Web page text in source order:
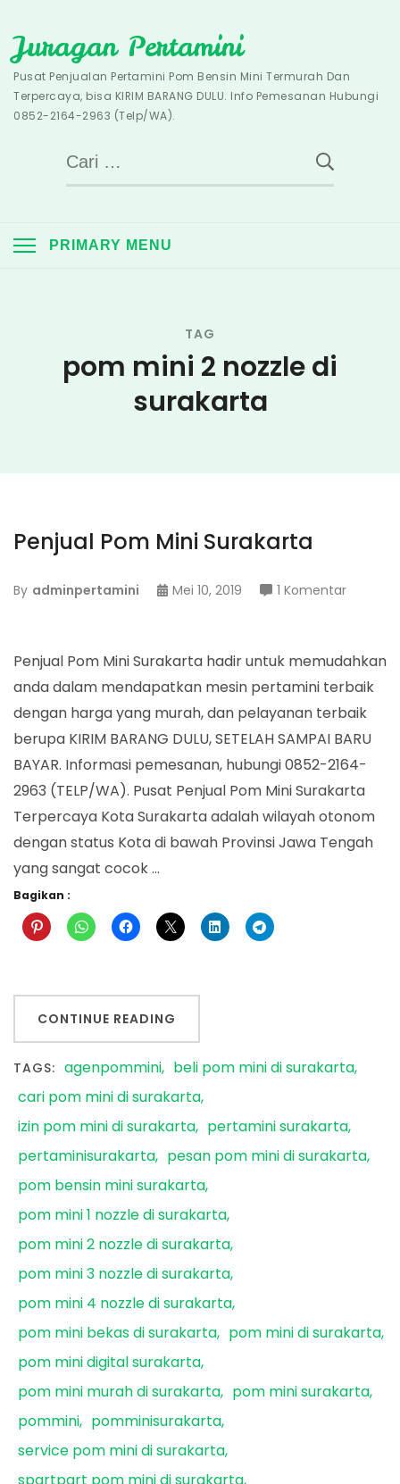
to
content
Juragan Pertamini
Pusat Penjualan Pertamini Pom Bensin Mini Termurah Dan
Terpercaya, bisa KIRIM BARANG DULU. Info Pemesanan Hubungi
0852-2164-2963 (Telp/WA).
Cari
untuk:
PRIMARY MENU
TAG
pom mini 2 nozzle di
surakarta
Penjual Pom Mini Surakarta
By adminpertamini Mei 10, 2019 1 Komentarpada
Mini
Penjual Pom Mini Surakarta hadir untuk memudahkan
anda dalam mendapatkan mesin pertamini terbaik
dengan harga yang murah, dan pelayanan terbaik
berupa KIRIM BARANG DULU, SETELAH SAMPAI BARU
BAYAR. Informasi pemesanan, hubungi 0852-2164-
2963 (TELP/WA). Pusat Penjual Pom Mini Surakarta
Terpercaya Kota Surakarta adalah wilayah otonom
dengan status Kota di bawah Provinsi Jawa Tengah
yang sangat cocok …
Bagikan :
CONTINUE READING
TAGS: agenpommini
beli pom mini di surakarta
cari pom mini di surakarta
izin pom mini di surakarta
pertamini surakarta
pertaminisurakarta
pesan pom mini di surakarta
pom bensin mini surakarta
pom mini 1 nozzle di surakarta
pom mini 2 nozzle di surakarta
pom mini 3 nozzle di surakarta
pom mini 4 nozzle di surakarta
pom mini bekas di surakarta
pom mini di surakarta
pom mini digital surakarta
pom mini murah di surakarta
pom mini surakarta
pommini
pomminisurakarta
service pom mini di surakarta